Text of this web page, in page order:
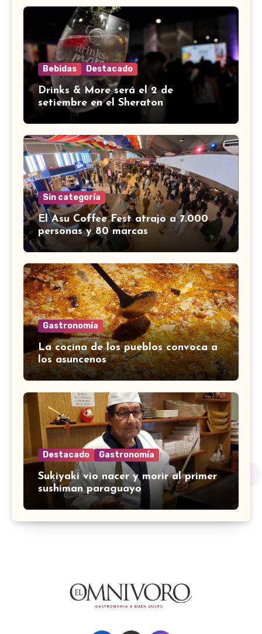
Bebidas Destacado
Drinks & More será el 2 de
setiembre en el Sheraton
Sin categoría
El Asu Coffee Fest atrajo a 7.000
personas y 80 marcas
Gastronomía
La cocina de los pueblos convoca a
los asuncenos
Destacado Gastronomía
Sukiyaki vio nacer y morir al primer
sushiman paraguayo